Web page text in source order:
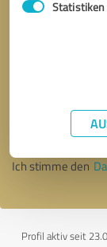
Statistiken
Ich stimme den
Profil aktiv seit